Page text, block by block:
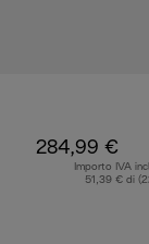
284,99 €
Importo IVA
51,39 € di